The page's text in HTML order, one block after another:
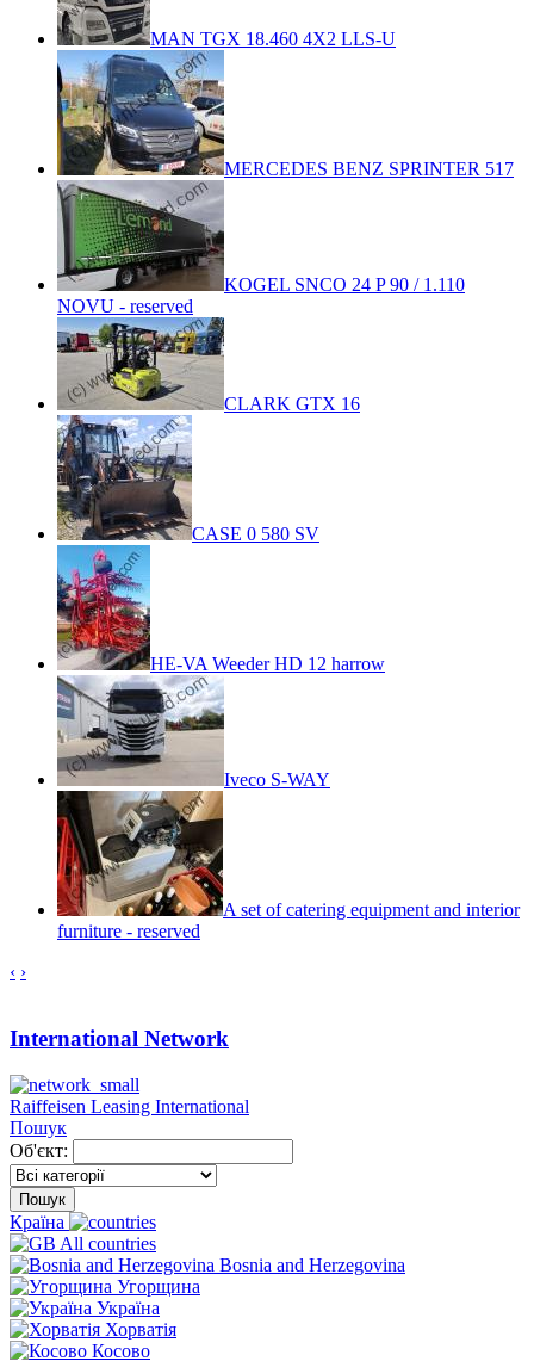
MAN TGX 18.460 4X2 LLS-U
MERCEDES BENZ SPRINTER 517
KOGEL SNCO 24 P 90 / 1.110
NOVU - reserved
CLARK GTX 16
CASE 0 580 SV
HE-VA Weeder HD 12 harrow
Iveco S-WAY
A set of catering equipment and interior
furniture - reserved
‹ ›
International Network
Raiffeisen Leasing International
Пошук
Об'єкт:
Пошук
Країна
All countries
Bosnia and Herzegovina
Угорщина
Україна
Хорватія
Косово